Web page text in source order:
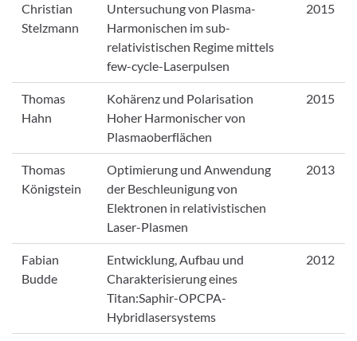
Christian
Stelzmann
Untersuchung von Plasma-
Harmonischen im sub-
relativistischen Regime mittels
few-cycle-Laserpulsen
2015
Thomas
Hahn
Kohärenz und Polarisation
Hoher Harmonischer von
Plasmaoberflächen
2015
Thomas
Königstein
Optimierung und Anwendung
der Beschleunigung von
Elektronen in relativistischen
Laser-Plasmen
2013
Fabian
Budde
Entwicklung, Aufbau und
Charakterisierung eines
Titan:Saphir-OPCPA-
Hybridlasersystems
2012